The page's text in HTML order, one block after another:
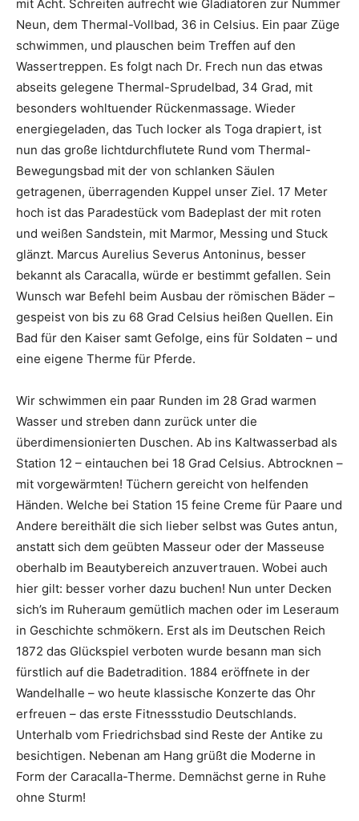
mit Acht. Schreiten aufrecht wie Gladiatoren zur Nummer
Neun, dem Thermal-Vollbad, 36 in Celsius. Ein paar Züge
schwimmen, und plauschen beim Treffen auf den
Wassertreppen. Es folgt nach Dr. Frech nun das etwas
abseits gelegene Thermal-Sprudelbad, 34 Grad, mit
besonders wohltuender Rückenmassage. Wieder
energiegeladen, das Tuch locker als Toga drapiert, ist
nun das große lichtdurchflutete Rund vom Thermal-
Bewegungsbad mit der von schlanken Säulen
getragenen, überragenden Kuppel unser Ziel. 17 Meter
hoch ist das Paradestück vom Badeplast der mit roten
und weißen Sandstein, mit Marmor, Messing und Stuck
glänzt. Marcus Aurelius Severus Antoninus, besser
bekannt als Caracalla, würde er bestimmt gefallen. Sein
Wunsch war Befehl beim Ausbau der römischen Bäder –
gespeist von bis zu 68 Grad Celsius heißen Quellen. Ein
Bad für den Kaiser samt Gefolge, eins für Soldaten – und
eine eigene Therme für Pferde.
Wir schwimmen ein paar Runden im 28 Grad warmen
Wasser und streben dann zurück unter die
überdimensionierten Duschen. Ab ins Kaltwasserbad als
Station 12 – eintauchen bei 18 Grad Celsius. Abtrocknen –
mit vorgewärmten! Tüchern gereicht von helfenden
Händen. Welche bei Station 15 feine Creme für Paare und
Andere bereithält die sich lieber selbst was Gutes antun,
anstatt sich dem geübten Masseur oder der Masseuse
oberhalb im Beautybereich anzuvertrauen. Wobei auch
hier gilt: besser vorher dazu buchen! Nun unter Decken
sich’s im Ruheraum gemütlich machen oder im Leseraum
in Geschichte schmökern. Erst als im Deutschen Reich
1872 das Glückspiel verboten wurde besann man sich
fürstlich auf die Badetradition. 1884 eröffnete in der
Wandelhalle – wo heute klassische Konzerte das Ohr
erfreuen – das erste Fitnessstudio Deutschlands.
Unterhalb vom Friedrichsbad sind Reste der Antike zu
besichtigen. Nebenan am Hang grüßt die Moderne in
Form der Caracalla-Therme. Demnächst gerne in Ruhe
ohne Sturm!